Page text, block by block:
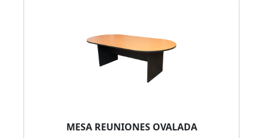
MESA REUNIONES OVALADA